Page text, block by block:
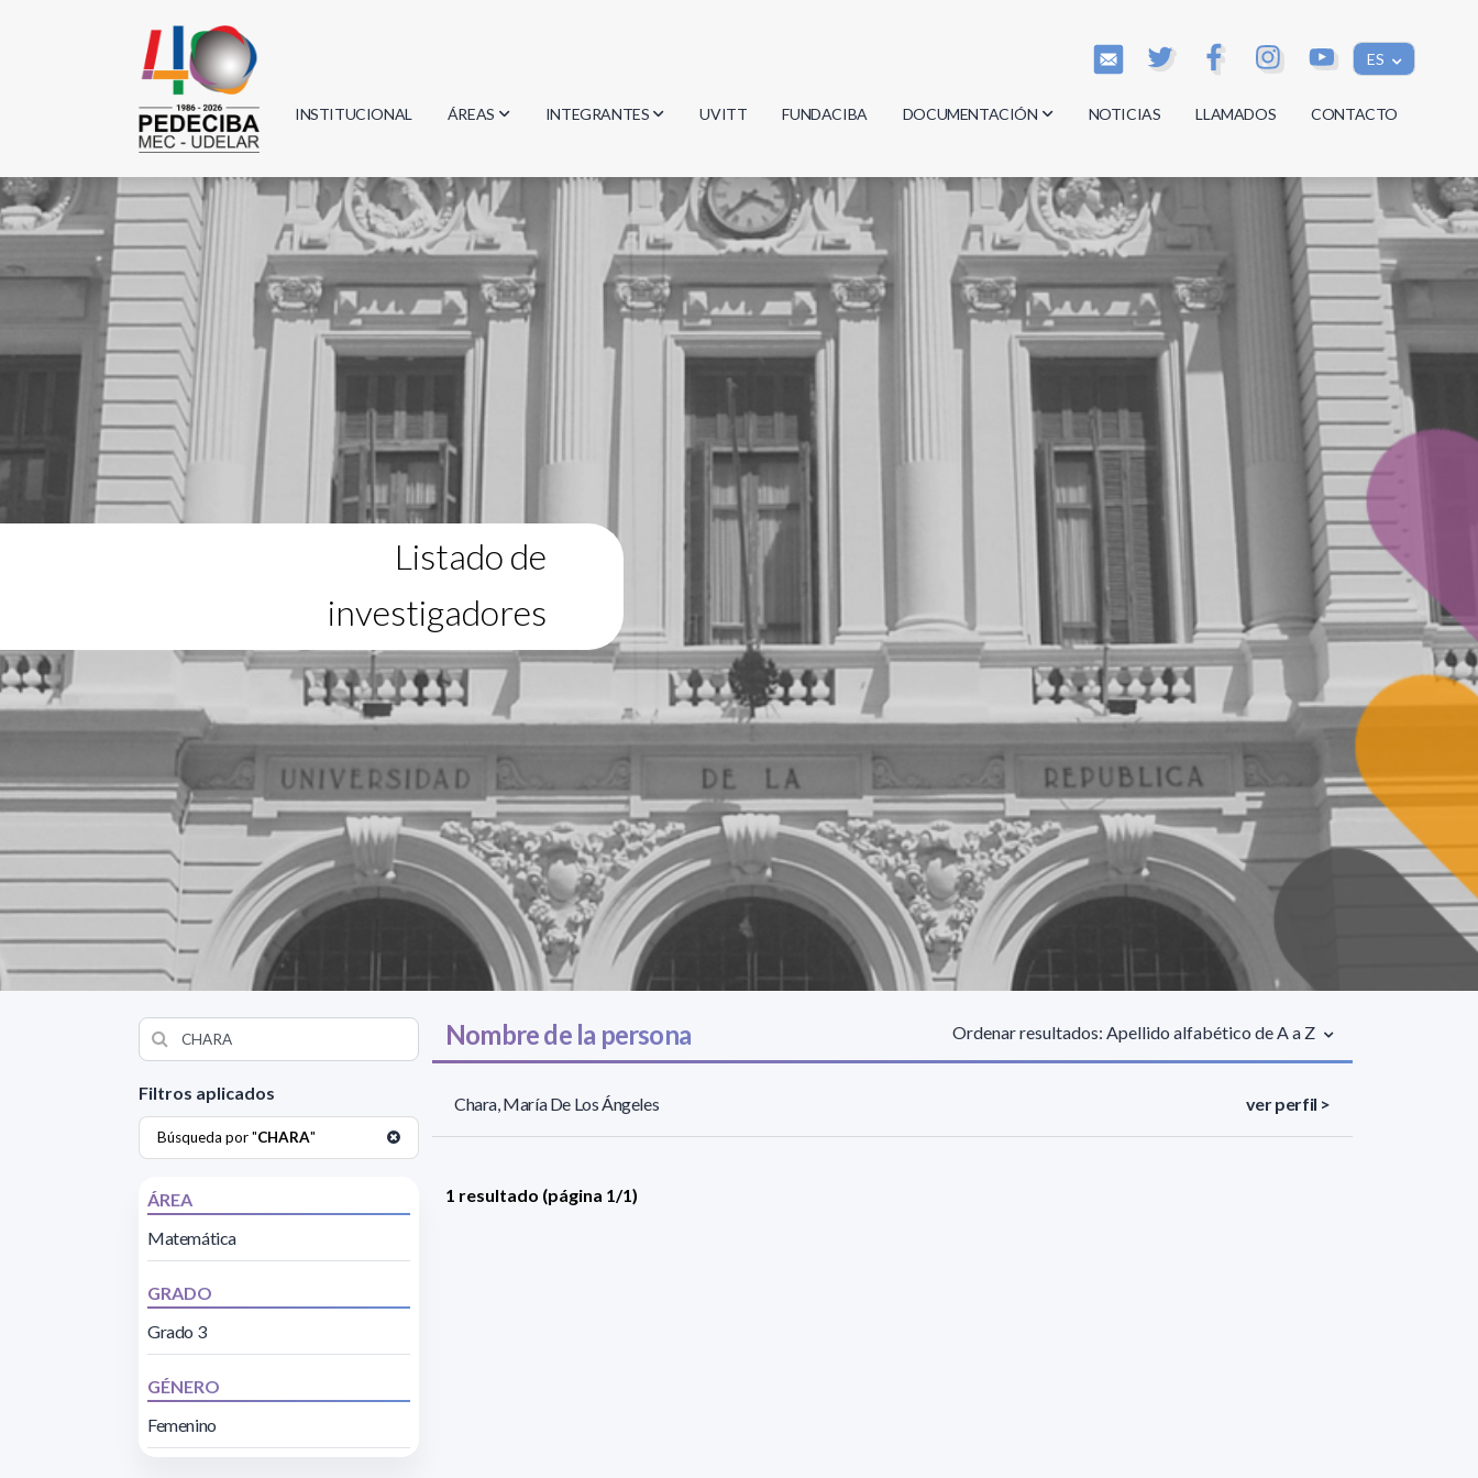
ES
INSTITUCIONAL ÁREAS
Biología
Física
Geociencias
Informática
Matemática
INTEGRANTES
Investigadores
Estudiantes
Egresados
UVITT FUNDACIBA DOCUMENTACIÓN
Actas
Reglamentos
Documentos
NOTICIAS LLAMADOS CONTACTO
Listado de
investigadores
Filtros aplicados
Búsqueda por "CHARA"
ÁREA
Matemática
GRADO
Grado 3
GÉNERO
Femenino
Nombre de la persona Ordenar resultados: Apellido alfabético de A a Z
Chara, María De Los Ángeles ver perfil >
1 resultado (página 1/1)